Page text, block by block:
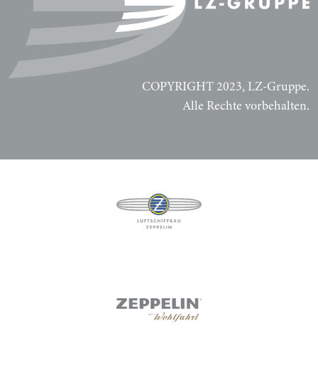
COPYRIGHT 2023, LZ-Gruppe.
Alle Rechte vorbehalten.